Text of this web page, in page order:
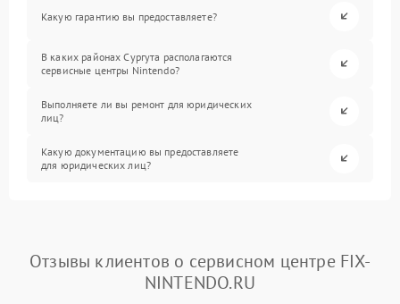
Какую гарантию вы предоставляете?
В каких районах Сургута располагаются
сервисные центры Nintendo?
Выполняете ли вы ремонт для юридических
лиц?
Какую документацию вы предоставляете
для юридических лиц?
Отзывы клиентов о сервисном центре FIX-
NINTENDO.RU